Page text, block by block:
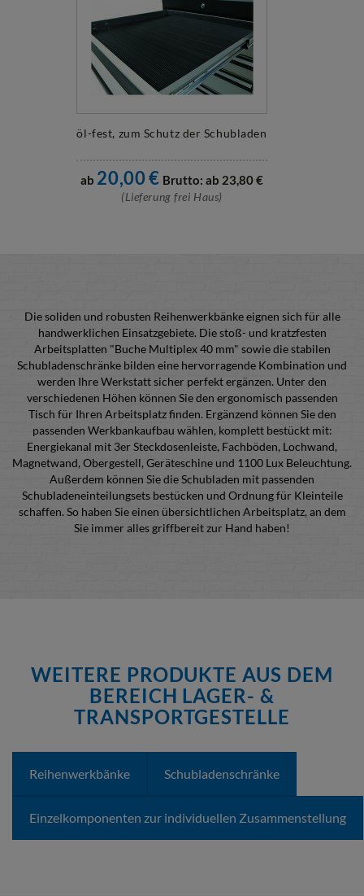
öl-fest, zum Schutz der Schubladen
ab 20,00€ Brutto: ab 23,80€
(Lieferung frei Haus)
Die soliden und robusten Reihenwerkbänke eignen sich für alle
handwerklichen Einsatzgebiete. Die stoß- und kratzfesten
Arbeitsplatten "Buche Multiplex 40 mm" sowie die stabilen
Schubladenschränke bilden eine hervorragende Kombination und
werden Ihre Werkstatt sicher perfekt ergänzen. Unter den
verschiedenen Höhen können Sie den ergonomisch passenden
Tisch für Ihren Arbeitsplatz finden. Ergänzend können Sie den
passenden Werkbankaufbau wählen, komplett bestückt mit:
Energiekanal mit 3er Steckdosenleiste, Fachböden, Lochwand,
Magnetwand, Obergestell, Geräteschine und 1100 Lux Beleuchtung.
Außerdem können Sie die Schubladen mit passenden
Schubladeneinteilungsets bestücken und Ordnung für Kleinteile
schaffen. So haben Sie einen übersichtlichen Arbeitsplatz, an dem
Sie immer alles griffbereit zur Hand haben!
WEITERE PRODUKTE AUS DEM
BEREICH LAGER- &
TRANSPORTGESTELLE
Reihenwerkbänke Schubladenschränke
Einzelkomponenten zur individuellen Zusammenstellung